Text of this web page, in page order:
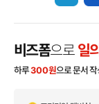
비즈폼으로 일
하루300원으로 문서